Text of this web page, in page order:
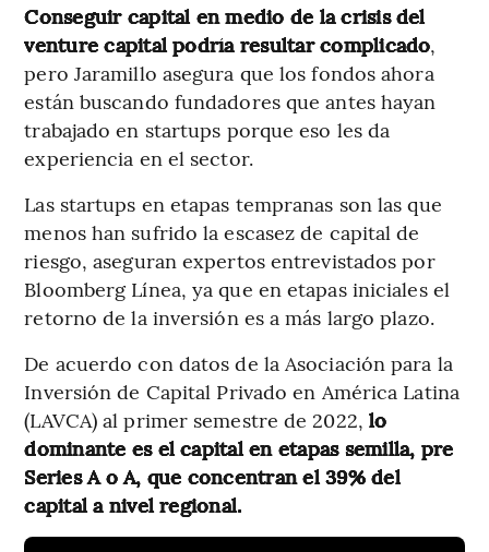
Conseguir capital en medio de la crisis del
venture capital podría resultar complicado,
pero Jaramillo asegura que los fondos ahora
están buscando fundadores que antes hayan
trabajado en startups porque eso les da
experiencia en el sector.
Las startups en etapas tempranas son las que
menos han sufrido la escasez de capital de
riesgo, aseguran expertos entrevistados por
Bloomberg Línea, ya que en etapas iniciales el
retorno de la inversión es a más largo plazo.
De acuerdo con datos de la Asociación para la
Inversión de Capital Privado en América Latina
(LAVCA) al primer semestre de 2022, lo
dominante es el capital en etapas semilla, pre
Series A o A, que concentran el 39% del
capital a nivel regional.